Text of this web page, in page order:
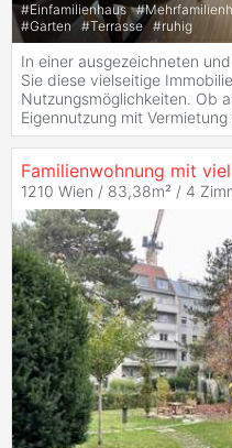
#Einfamilienhaus #
#Garten #Terrasse #ruhig
In einer ausgezeichneten
Sie diese vielseitige
Nutzungsmöglichkeiten. Ob
Eigennutzung mit
Familienwohnung mit viel
1210 Wien / 83,38m² / 4